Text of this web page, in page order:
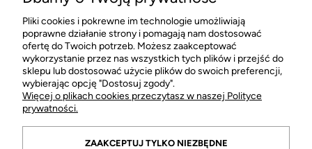
POMOC
MOJE KONTO
PŁATNOŚCI I DOSTAWA
INFORMACJE
Pliki cookies i pokrewne im technologie umożliwiają
poprawne działanie strony i pomagają nam dostosować
ofertę do Twoich potrzeb. Możesz zaakceptować
wykorzystanie przez nas wszystkich tych plików i przejść do
sklepu lub dostosować użycie plików do swoich preferencji,
wybierając opcję "Dostosuj zgody".
Więcej o plikach cookies przeczytasz w naszej Polityce
prywatności.
ZAAKCEPTUJ TYLKO NIEZBĘDNE